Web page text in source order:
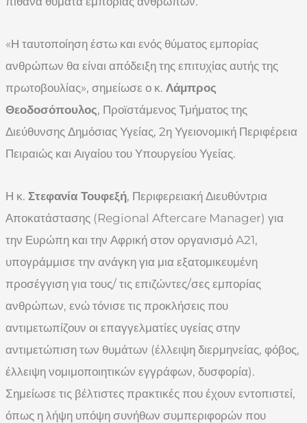
«Η ταυτοποίηση έστω και ενός θύματος εμπορίας
ανθρώπων θα είναι απόδειξη της επιτυχίας αυτής της
πρωτοβουλίας», σημείωσε ο κ. Λάμπρος
Θεοδοσόπουλος, Προϊστάμενος Τμήματος της
Διεύθυνσης Δημόσιας Υγείας, 2η Υγειονομική Περιφέρεια
Πειραιώς και Αιγαίου του Υπουργείου Υγείας.
Η κ. Στεφανία Τουφεξή, Περιφερειακή Διευθύντρια
Αποκατάστασης (Regional Aftercare Manager) για
την Ευρώπη και την Αφρική στον οργανισμό A21,
υπογράμμισε την ανάγκη για μια εξατομικευμένη
προσέγγιση για τους/ τις επιζώντες/σες εμπορίας
ανθρώπων, ενώ τόνισε τις προκλήσεις που
αντιμετωπίζουν οι επαγγελματίες υγείας στην
αντιμετώπιση των θυμάτων (έλλειψη διερμηνείας, φόβος,
έλλειψη νομιμοποιητικών εγγράφων, δυσφορία).
Σημείωσε τις βέλτιστες πρακτικές που έχουν εντοπιστεί,
όπως η λήψη υπόψη συνήθων συμπεριφορών που